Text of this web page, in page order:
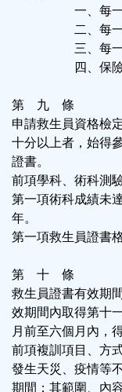
一、每一個人
二、每一事故
三、每一事故
四、保險期間
第 九 條
申請救生員資格檢
十分以上者，始得
證書。
前項學科、術科測
第一項術科成績未
年。
第一項救生員證書
第 十 條
救生員證書有效期
效期間內取得第十
月前至六個月內，
前項複訓項目、方
發生天災、疫情等
期間；其範圍、內